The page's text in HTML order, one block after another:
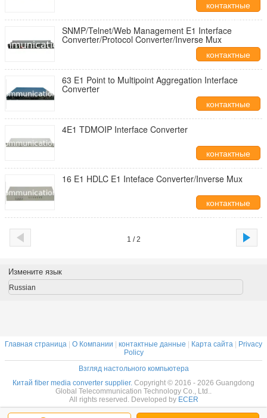
контактные
данные
SNMP/Telnet/Web Management E1 Interface
Converter/Protocol Converter/Inverse Mux
контактные
данные
63 E1 Point to Multipoint Aggregation Interface
Converter
контактные
данные
4E1 TDMOIP Interface Converter
контактные
данные
16 E1 HDLC E1 Inteface Converter/Inverse Mux
контактные
данные
1 / 2
Измените язык
Russian
Главная страница О Компании контактные данные Карта сайта
Privacy
Policy
Взгляд настольного компьютера
Китай fiber media converter supplier. Copyright © 2016 - 2026 Guangdong
Global Telecommunication Technology Co., Ltd..
All rights reserved. Developed by ECER